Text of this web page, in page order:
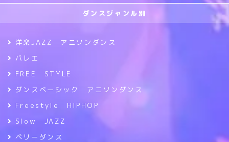
ダンスジャンル別
洋楽JAZZ アニソンダンス
バレエ
FREE STYLE
ダンスベーシック アニソンダンス
Freestyle HIPHOP
Slow JAZZ
ベリーダンス